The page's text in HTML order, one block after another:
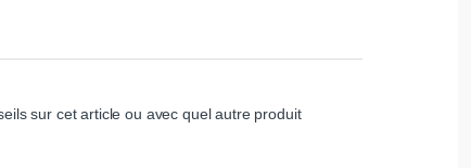
sur cet article ou avec quel autre produit